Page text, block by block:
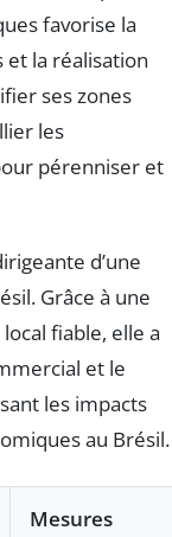
favorise la
et la réalisation
ses zones
les
pérenniser et
d’une
Grâce à une
fiable, elle a
et le
les impacts
au Brésil.
Mesures